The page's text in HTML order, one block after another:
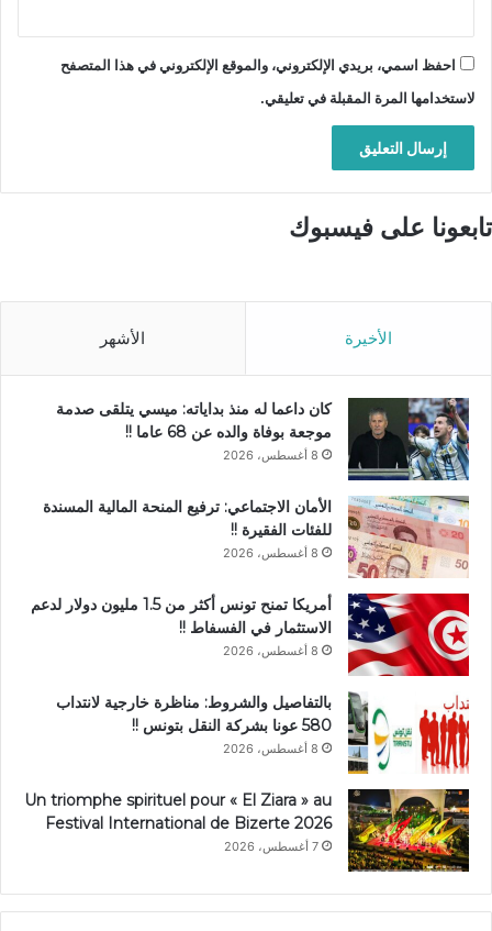
احفظ اسمي، بريدي الإلكتروني، والموقع الإلكتروني في هذا المتصفح
لاستخدامها المرة المقبلة في تعليقي.
تابعونا على فيسبوك
الأخيرة الأشهر
كان داعما له منذ بداياته: ميسي يتلقى صدمة
موجعة بوفاة والده عن 68 عاما !!
8 أغسطس، 2026
الأمان الاجتماعي: ترفيع المنحة المالية المسندة
للفئات الفقيرة !!
8 أغسطس، 2026
أمريكا تمنح تونس أكثر من 1.5 مليون دولار لدعم
الاستثمار في الفسفاط !!
8 أغسطس، 2026
بالتفاصيل والشروط: مناظرة خارجية لانتداب
580 عونا بشركة النقل بتونس !!
8 أغسطس، 2026
Un triomphe spirituel pour « El Ziara » au
Festival International de Bizerte 2026
7 أغسطس، 2026